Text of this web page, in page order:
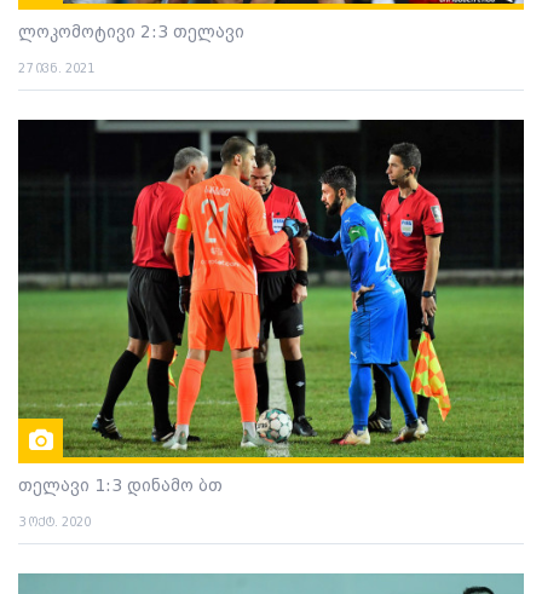
ლოკომოტივი 2:3 თელავი
27 ივნ. 2021
თელავი 1:3 დინამო ბთ
3 ოქტ. 2020